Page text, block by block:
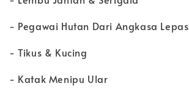
- Pegawai Hutan Dari Angkasa Lepas
- Tikus & Kucing
- Katak Menipu Ular